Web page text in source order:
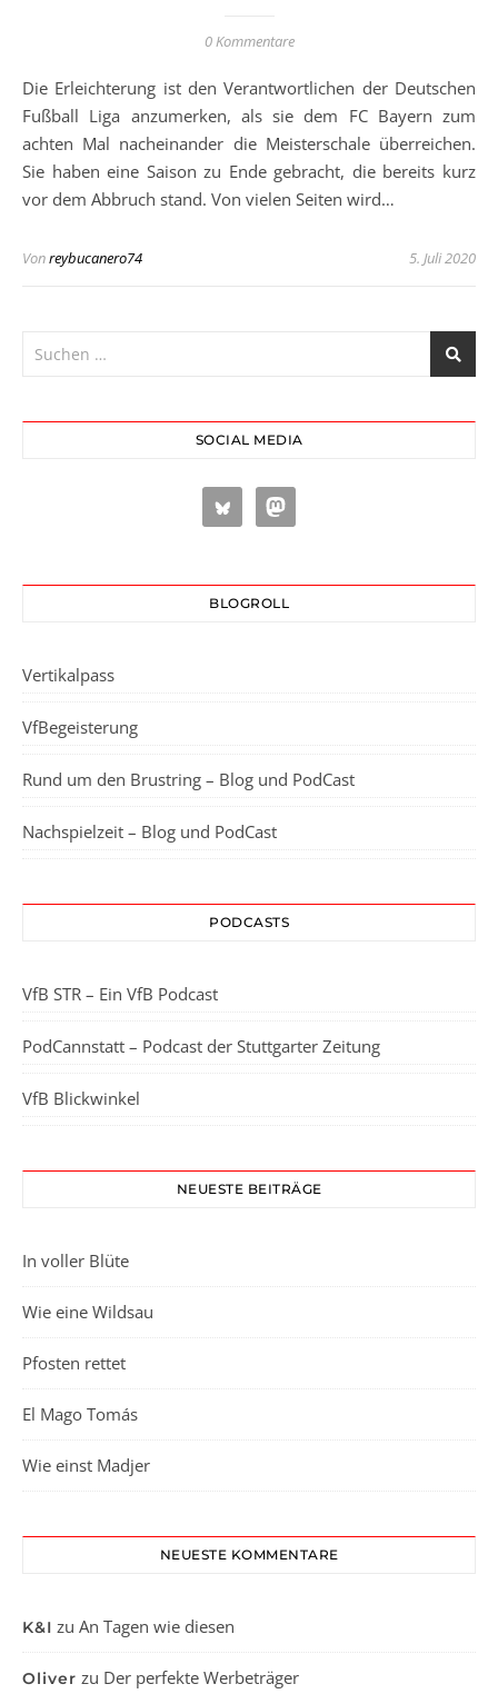
0 Kommentare
Die Erleichterung ist den Verantwortlichen der Deutschen
Fußball Liga anzumerken, als sie dem FC Bayern zum
achten Mal nacheinander die Meisterschale überreichen.
Sie haben eine Saison zu Ende gebracht, die bereits kurz
vor dem Abbruch stand. Von vielen Seiten wird…
Vonreybucanero74 5. Juli 2020
SOCIAL MEDIA
BLOGROLL
Vertikalpass
VfBegeisterung
Rund um den Brustring – Blog und PodCast
Nachspielzeit – Blog und PodCast
PODCASTS
VfB STR – Ein VfB Podcast
PodCannstatt – Podcast der Stuttgarter Zeitung
VfB Blickwinkel
NEUESTE BEITRÄGE
In voller Blüte
Wie eine Wildsau
Pfosten rettet
El Mago Tomás
Wie einst Madjer
NEUESTE KOMMENTARE
K&I zu An Tagen wie diesen
Oliver zu Der perfekte Werbeträger